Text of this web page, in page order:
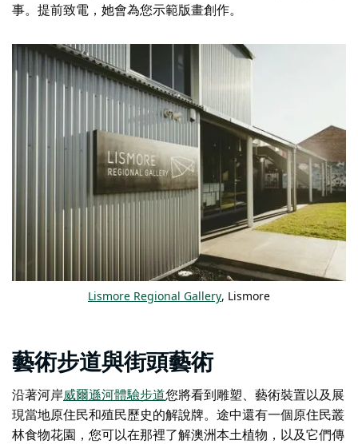
事。提前致電，她會為您示範版畫創作。
Lismore Regional Gallery, Lismore
藝術步道與街頭藝術
沿著河岸威爾遜河體驗步道您將看到雕塑、藝術裝置以及展
現當地原住民和殖民歷史的解說牌。途中還有一個原住民叢
林食物花園，您可以在那裡了解澳洲本土植物，以及它們傳